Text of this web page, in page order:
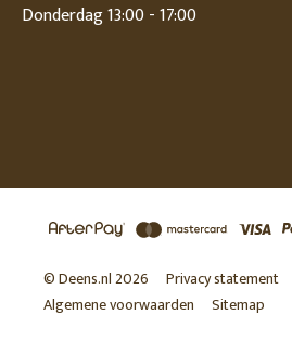
Donderdag 13:00 - 17:00
© Deens.nl 2026 Privacy statement
Algemene voorwaarden
Sitemap